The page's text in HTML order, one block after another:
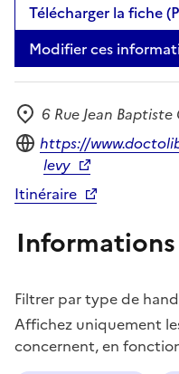
Télécharger la fiche
Modifier ces
Adresse
6 Rue Jean
Site internet
https://
levy
Itinéraire
Informations
Filtrer par type de
Affichez uniquement
concernent, en